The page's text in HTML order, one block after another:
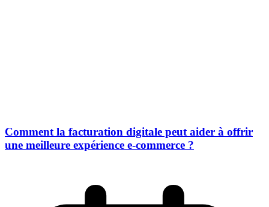
Comment la facturation digitale peut aider à offrir
une meilleure expérience e-commerce ?